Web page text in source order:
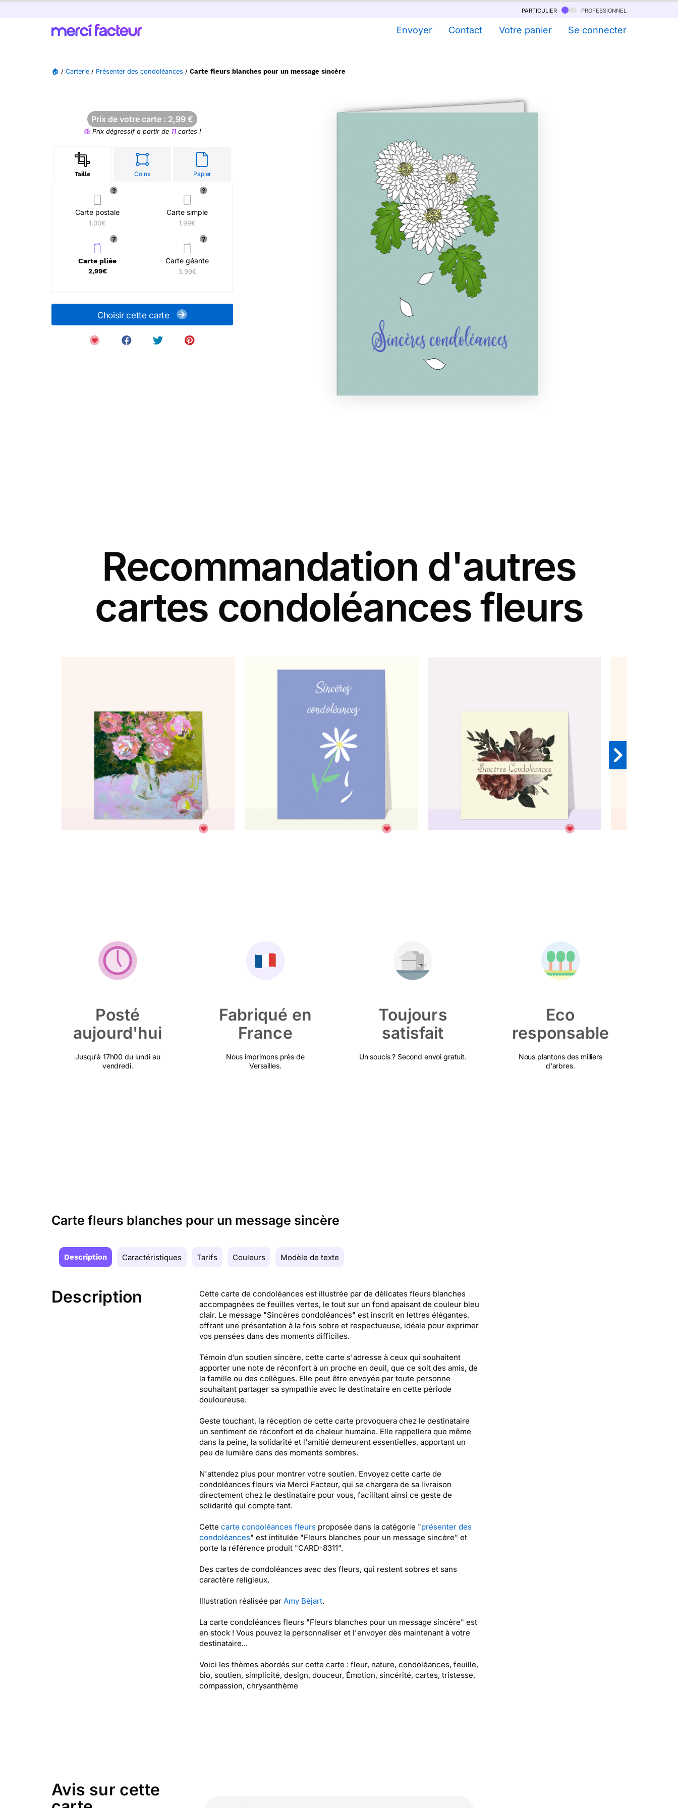
particulier professionnel
Envoyer Contact Votre panier Se connecter
🏠 / Carterie / Présenter des condoléances / Carte fleurs blanches pour un message sincère
Prix de votre carte : 2,99 €
Prix dégressif à partir de 11cartes !
Taille Coins Papier
Carte postale
1,00€
Carte simple
1,99€
Carte pliée
2,99€
Carte géante
3,99€
Choisir cette carte
Recommandation d'autres
cartes condoléances fleurs
Posté
aujourd'hui
Jusqu'à 17h00 du lundi au
vendredi.
Fabriqué en
France
Nous imprimons près de
Versailles.
Toujours
satisfait
Un soucis ? Second envoi gratuit.
Eco
responsable
Nous plantons des milliers
d'arbres.
Carte fleurs blanches pour un message sincère
Description Caractéristiques Tarifs Couleurs Modèle de texte
Description
Cette carte de condoléances est illustrée par de délicates fleurs blanches
accompagnées de feuilles vertes, le tout sur un fond apaisant de couleur bleu
clair. Le message "Sincères condoléances" est inscrit en lettres élégantes,
offrant une présentation à la fois sobre et respectueuse, idéale pour exprimer
vos pensées dans des moments difficiles.
Témoin d’un soutien sincère, cette carte s'adresse à ceux qui souhaitent
apporter une note de réconfort à un proche en deuil, que ce soit des amis, de
la famille ou des collègues. Elle peut être envoyée par toute personne
souhaitant partager sa sympathie avec le destinataire en cette période
douloureuse.
Geste touchant, la réception de cette carte provoquera chez le destinataire
un sentiment de réconfort et de chaleur humaine. Elle rappellera que même
dans la peine, la solidarité et l'amitié demeurent essentielles, apportant un
peu de lumière dans des moments sombres.
N'attendez plus pour montrer votre soutien. Envoyez cette carte de
condoléances fleurs via Merci Facteur, qui se chargera de sa livraison
directement chez le destinataire pour vous, facilitant ainsi ce geste de
solidarité qui compte tant.
Cette carte condoléances fleursproposée dans la catégorie "présenter des
condoléances" est intitulée "Fleurs blanches pour un message sincère" et
porte la référence produit "CARD-8311".
Des cartes de condoléances avec des fleurs, qui restent sobres et sans
caractère religieux.
Illustration réalisée par Amy Béjart.
La carte condoléances fleurs "Fleurs blanches pour un message sincère" est
en stock ! Vous pouvez la personnaliser et l'envoyer dès maintenant à votre
destinataire...
Voici les thèmes abordés sur cette carte : fleur, nature, condoléances, feuille,
bio, soutien, simplicité, design, douceur, Émotion, sincérité, cartes, tristesse,
compassion, chrysanthème
Avis sur cette